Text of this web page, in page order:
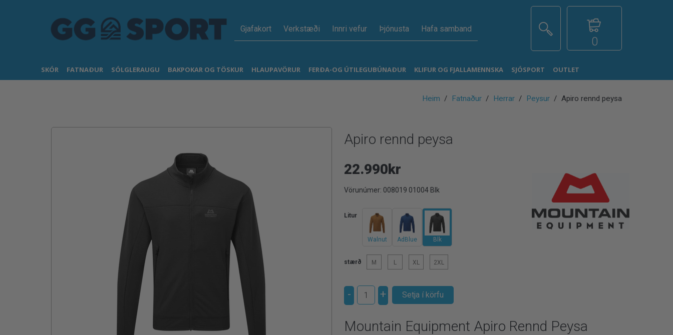
Gjafakort Verkstæði Innri vefur Þjónusta Hafa samband
SKÓR FATNAÐUR SÓLGLERAUGU BAKPOKAR OG TÖSKUR HLAUPAVÖRUR FERÐA-OG ÚTILEGUBÚNAÐUR KLIFUR OG FJALLAMENNSKA SJÓSPORT OUTLET
0
Heim Fatnaður Herrar Peysur Apiro rennd peysa
Apiro rennd peysa
22.990kr
Vörunúmer: 008019 01004 Blk
Litur
Walnut AdBlue Blk
stærð M L XL 2XL
- +
Mountain Equipment Apiro Rennd Peysa